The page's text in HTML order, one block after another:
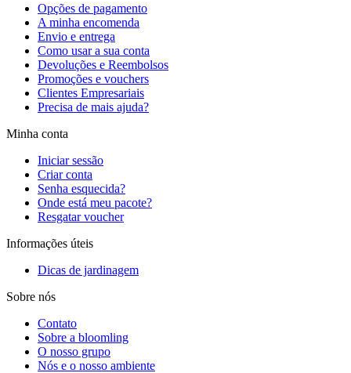
Opções de pagamento
A minha encomenda
Envio e entrega
Como usar a sua conta
Devoluções e Reembolsos
Promoções e vouchers
Clientes Empresariais
Precisa de mais ajuda?
Minha conta
Iniciar sessão
Criar conta
Senha esquecida?
Onde está meu pacote?
Resgatar voucher
Informações úteis
Dicas de jardinagem
Sobre nós
Contato
Sobre a bloomling
O nosso grupo
Nós e o nosso ambiente